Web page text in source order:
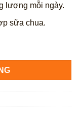
lượng mỗi ngày.
sữa chua.